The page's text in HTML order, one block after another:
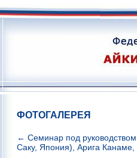
ФОТОГАЛЕРЕЯ
← Семинар под руководством
Саку, Япония), Арига Канаме,